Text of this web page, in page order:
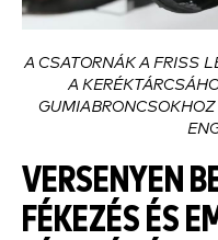
A CSATORNÁK A FRISS
A
VERSENYEN
FÉKEZÉS ÉS